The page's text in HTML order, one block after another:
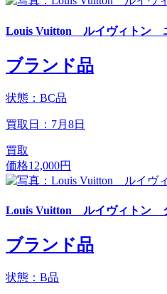
Louis Vuitton ルイヴィトン
ブランド品
状態：BC品
買取日：7月8日
買取
価格12,000円
Louis Vuitton ルイヴィトン
ブランド品
状態：B品